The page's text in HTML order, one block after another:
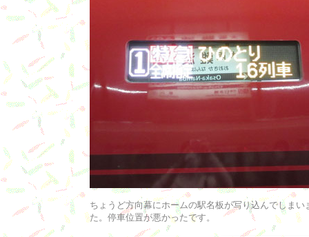
ちょうど方向幕にホームの駅名板が写り込んでしまい
た。停車位置が悪かったです。